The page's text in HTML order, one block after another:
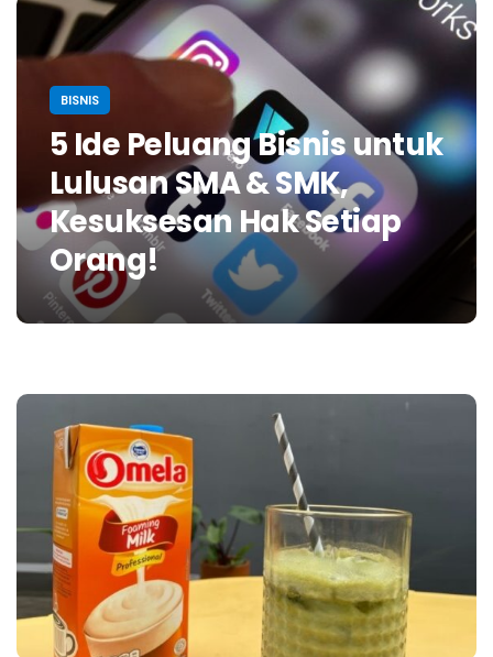
BISNIS
5 Ide Peluang Bisnis untuk
Lulusan SMA & SMK,
Kesuksesan Hak Setiap
Orang!